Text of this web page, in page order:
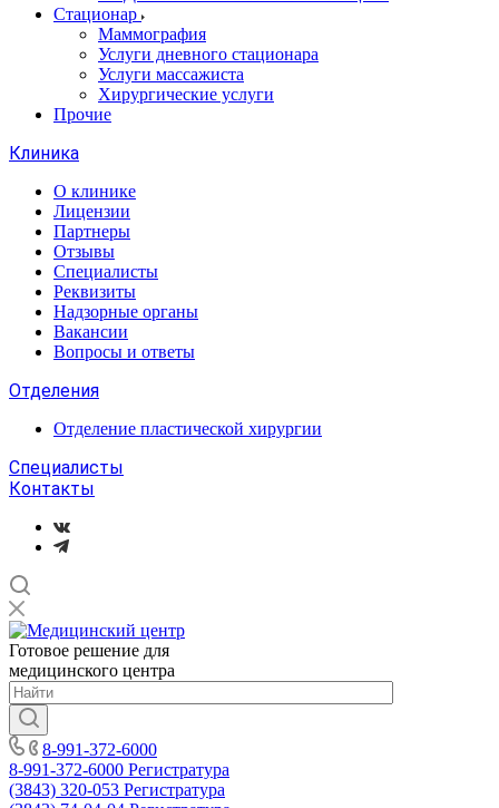
Стационар
Маммография
Услуги дневного стационара
Услуги массажиста
Хирургические услуги
Прочие
Клиника
О клинике
Лицензии
Партнеры
Отзывы
Специалисты
Реквизиты
Надзорные органы
Вакансии
Вопросы и ответы
Отделения
Отделение пластической хирургии
Специалисты
Контакты
Готовое решение для
медицинского центра
8-991-372-6000
8-991-372-6000 Регистратура
(3843) 320-053 Регистратура